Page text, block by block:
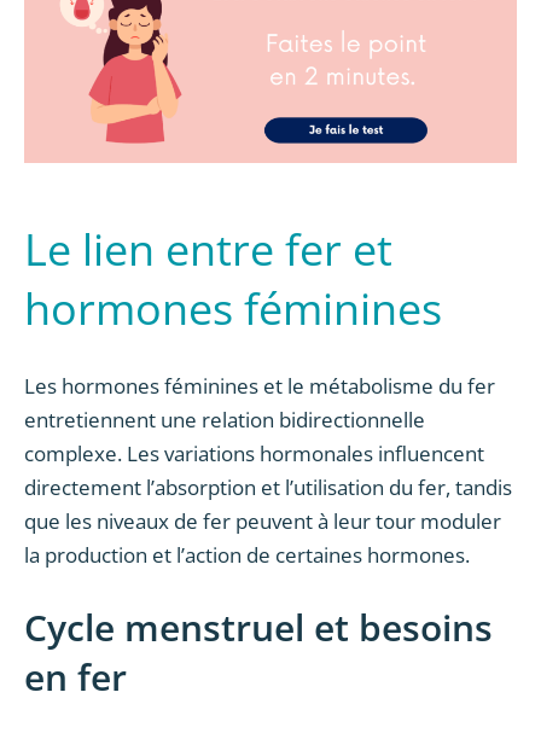
Le lien entre fer et
hormones féminines
Les hormones féminines et le métabolisme du fer
entretiennent une relation bidirectionnelle
complexe. Les variations hormonales influencent
directement l’absorption et l’utilisation du fer, tandis
que les niveaux de fer peuvent à leur tour moduler
la production et l’action de certaines hormones.
Cycle menstruel et besoins
en fer